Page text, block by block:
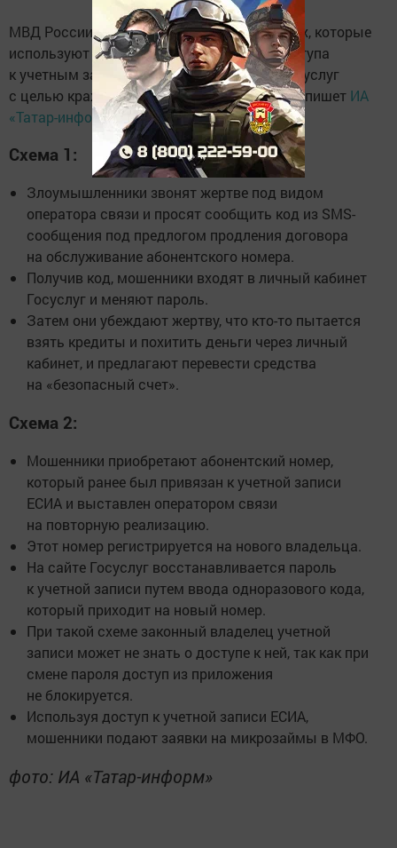
МВД России сообщило о двух новых схемах, которые
используют мошенники для получения доступа
к учетным записям россиян на портале Госуслуг
с целью кражи денежных средств. Об этом пишет ИА
«Татар-информ» со ссылкой на ТАСС.
Схема 1:
Злоумышленники звонят жертве под видом
оператора связи и просят сообщить код из SMS-
сообщения под предлогом продления договора
на обслуживание абонентского номера.
Получив код, мошенники входят в личный кабинет
Госуслуг и меняют пароль.
Затем они убеждают жертву, что кто-то пытается
взять кредиты и похитить деньги через личный
кабинет, и предлагают перевести средства
на «безопасный счет».
Схема 2:
Мошенники приобретают абонентский номер,
который ранее был привязан к учетной записи
ЕСИА и выставлен оператором связи
на повторную реализацию.
Этот номер регистрируется на нового владельца.
На сайте Госуслуг восстанавливается пароль
к учетной записи путем ввода одноразового кода,
который приходит на новый номер.
При такой схеме законный владелец учетной
записи может не знать о доступе к ней, так как при
смене пароля доступ из приложения
не блокируется.
Используя доступ к учетной записи ЕСИА,
мошенники подают заявки на микрозаймы в МФО.
фото: ИА «Татар-информ»